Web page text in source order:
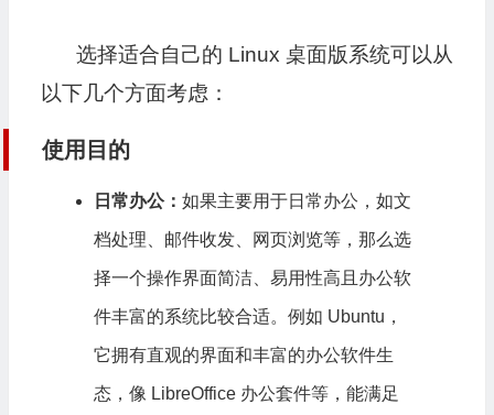
选择适合自己的 Linux 桌面版系统可以从
以下几个方面考虑：
使用目的
日常办公： 如果主要用于日常办公，如文
档处理、邮件收发、网页浏览等，那么选
择一个操作界面简洁、易用性高且办公软
件丰富的系统比较合适。例如 Ubuntu，
它拥有直观的界面和丰富的办公软件生
态，像 LibreOffice 办公套件等，能满足